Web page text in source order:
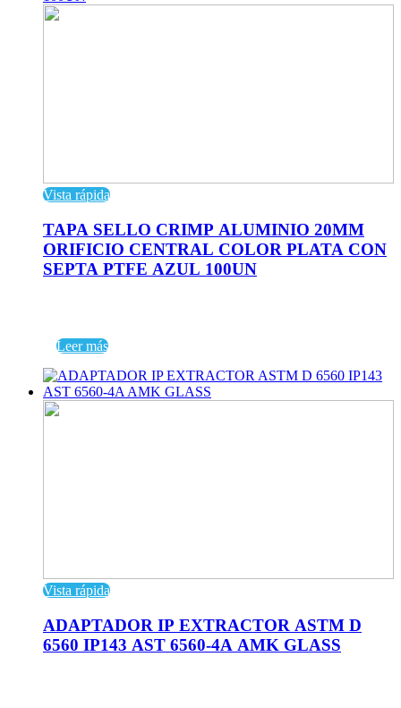
Vista rápida
TAPA SELLO CRIMP ALUMINIO 20MM
ORIFICIO CENTRAL COLOR PLATA CON
SEPTA PTFE AZUL 100UN
Leer más
Vista rápida
ADAPTADOR IP EXTRACTOR ASTM D
6560 IP143 AST 6560-4A AMK GLASS